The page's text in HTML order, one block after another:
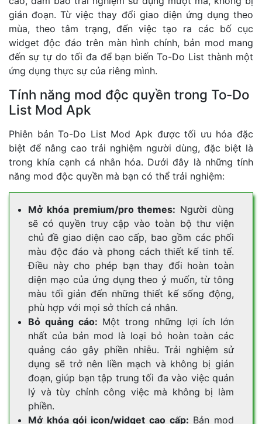
gián đoạn. Từ việc thay đổi giao diện ứng dụng theo
mùa, theo tâm trạng, đến việc tạo ra các bố cục
widget độc đáo trên màn hình chính, bản mod mang
đến sự tự do tối đa để bạn biến To-Do List thành một
ứng dụng thực sự của riêng mình.
Tính năng mod độc quyền trong To-Do
List Mod Apk
Phiên bản To-Do List Mod Apk được tối ưu hóa đặc
biệt để nâng cao trải nghiệm người dùng, đặc biệt là
trong khía cạnh cá nhân hóa. Dưới đây là những tính
năng mod độc quyền mà bạn có thể trải nghiệm:
Mở khóa premium/pro themes: Người dùng
sẽ có quyền truy cập vào toàn bộ thư viện
chủ đề giao diện cao cấp, bao gồm các phối
màu độc đáo và phong cách thiết kế tinh tế.
Điều này cho phép bạn thay đổi hoàn toàn
diện mạo của ứng dụng theo ý muốn, từ tông
màu tối giản đến những thiết kế sống động,
phù hợp với mọi sở thích cá nhân.
Bỏ quảng cáo: Một trong những lợi ích lớn
nhất của bản mod là loại bỏ hoàn toàn các
quảng cáo gây phiền nhiễu. Trải nghiệm sử
dụng sẽ trở nên liền mạch và không bị gián
đoạn, giúp bạn tập trung tối đa vào việc quản
lý và tùy chỉnh công việc mà không bị làm
phiền.
Mở khóa gói icon/widget cao cấp: Bản mod